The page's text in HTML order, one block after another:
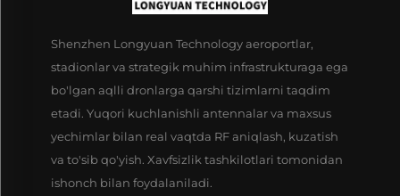
Shenzhen Longyuan Technology aeroportlar,
stadionlar va strategik muhim infrastrukturaga ega
bo'lgan aqlli dronlarga qarshi tizimlarni taqdim
etadi. Yuqori kuchlanishli antennalar va maxsus
yechimlar bilan real vaqtda RF aniqlash, kuzatish
va to'sib qo'yish. Xavfsizlik tashkilotlari tomonidan
ishonch bilan foydalaniladi.